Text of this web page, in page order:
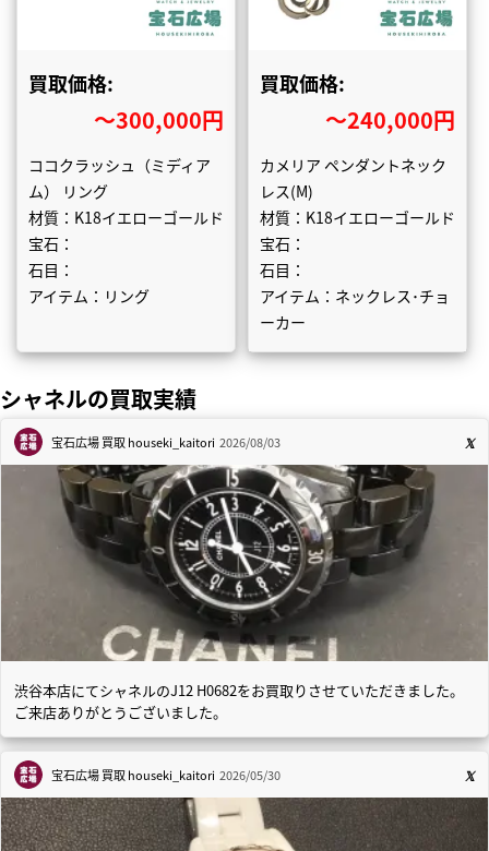
買取価格:
〜300,000円
ココクラッシュ（ミディア
ム） リング
材質：K18イエローゴールド
宝石：
石目：
アイテム：リング
買取価格:
〜240,000円
カメリア ペンダントネック
レス(M)
材質：K18イエローゴールド
宝石：
石目：
アイテム：ネックレス･チョ
ーカー
シャネルの買取実績
宝石広場 買取houseki_kaitori 2026/08/03
渋谷本店にてシャネルのJ12 H0682をお買取りさせていただきました。
ご来店ありがとうございました。
宝石広場 買取houseki_kaitori 2026/05/30